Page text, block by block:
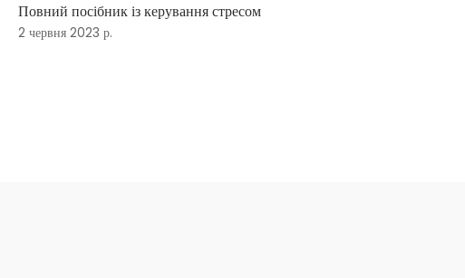
Повний посібник із керування стресом
2 червня 2023 р.